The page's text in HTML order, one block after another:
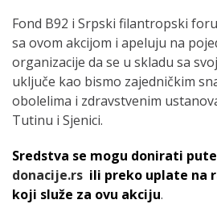
Fond B92 i Srpski filantropski
sa ovom akcijom i apeluju na
organizacije da se u skladu sa
uključe kao bismo zajedničkim
obolelima i zdravstvenim
Tutinu i Sjenici.
Sredstva se mogu donirati
donacije.rs ili preko uplate na
koji služe za ovu akciju.